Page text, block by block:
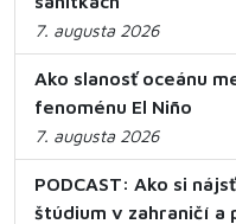
7. augusta 2026
Ako slanosť oceánu
fenoménu El Niño
7. augusta 2026
PODCAST: Ako si
štúdium v zahraničí a